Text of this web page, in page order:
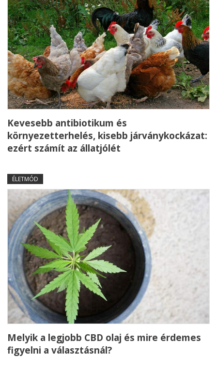
Kevesebb antibiotikum és
környezetterhelés, kisebb járványkockázat:
ezért számít az állatjólét
ÉLETMÓD
Melyik a legjobb CBD olaj és mire érdemes
figyelni a választásnál?